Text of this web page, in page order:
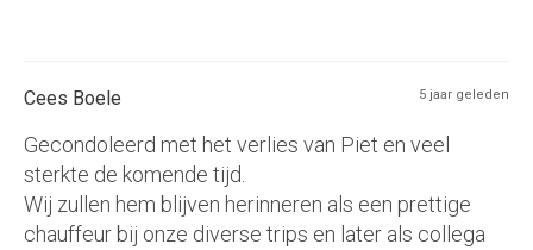
Cees Boele 5 jaar geleden
Gecondoleerd met het verlies van Piet en veel
sterkte de komende tijd.
Wij zullen hem blijven herinneren als een prettige
chauffeur bij onze diverse trips en later als collega